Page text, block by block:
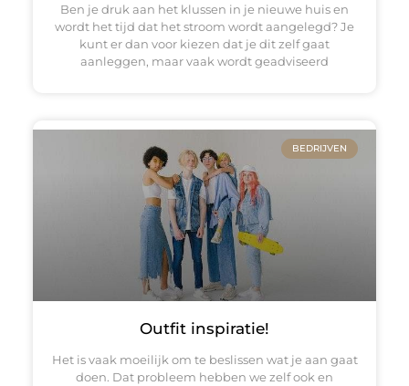
Ben je druk aan het klussen in je nieuwe huis en
wordt het tijd dat het stroom wordt aangelegd? Je
kunt er dan voor kiezen dat je dit zelf gaat
aanleggen, maar vaak wordt geadviseerd
BEDRIJVEN
Outfit inspiratie!
Het is vaak moeilijk om te beslissen wat je aan gaat
doen. Dat probleem hebben we zelf ook en